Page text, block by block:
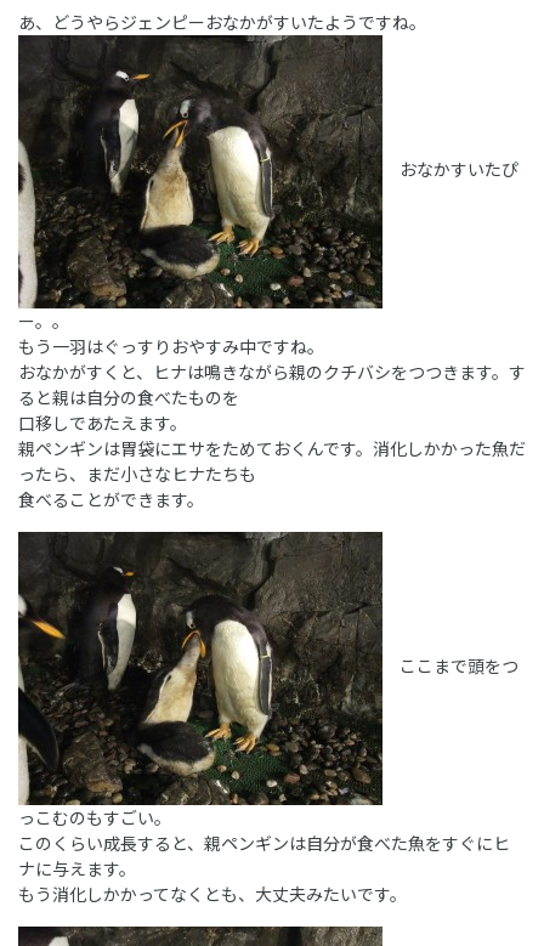
あ、どうやらジェンピーおなかがすいたようですね。
おなかすいたぴ
ー。。
もう一羽はぐっすりおやすみ中ですね。
おなかがすくと、ヒナは鳴きながら親のクチバシをつつきます。す
ると親は自分の食べたものを
口移しであたえます。
親ペンギンは胃袋にエサをためておくんです。消化しかかった魚だ
ったら、まだ小さなヒナたちも
食べることができます。
ここまで頭をつ
っこむのもすごい。
このくらい成長すると、親ペンギンは自分が食べた魚をすぐにヒ
ナに与えます。
もう消化しかかってなくとも、大丈夫みたいです。